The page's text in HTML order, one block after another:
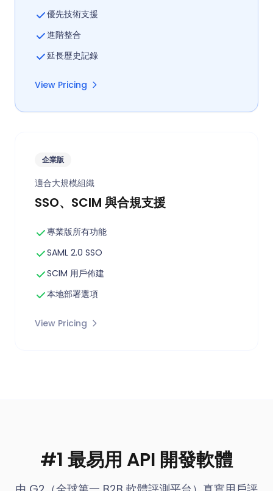
優先技術支援
進階整合
延長歷史記錄
View Pricing
企業版
適合大規模組織
SSO、SCIM 與合規支援
專業版所有功能
SAML 2.0 SSO
SCIM 用戶佈建
本地部署選項
View Pricing
#1 最易用 API 開發軟體